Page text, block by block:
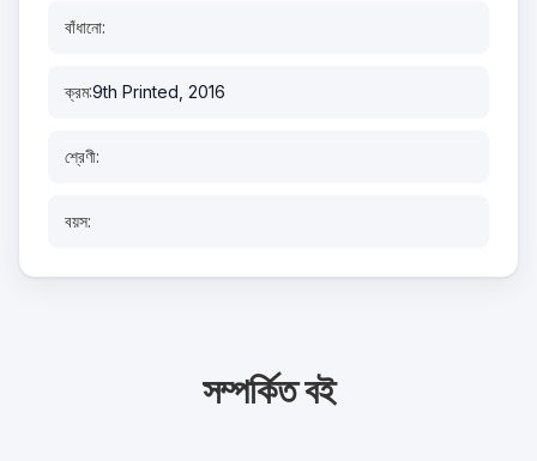
বাঁধানো:
ক্রম:9th Printed, 2016
শ্রেণী:
বয়স:
সম্পর্কিত বই